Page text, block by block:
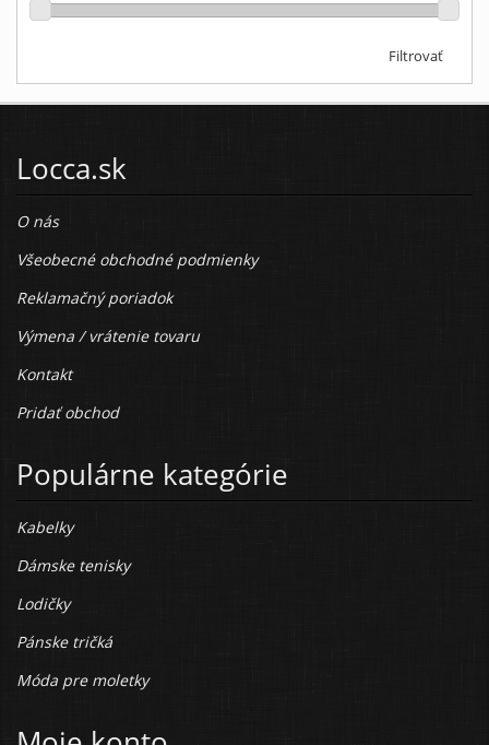
Filtrovať
Locca.sk
O nás
Všeobecné obchodné podmienky
Reklamačný poriadok
Výmena / vrátenie tovaru
Kontakt
Pridať obchod
Populárne kategórie
Kabelky
Dámske tenisky
Lodičky
Pánske tričká
Móda pre moletky